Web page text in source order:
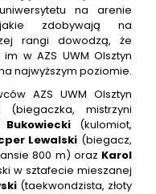
na arenie
jakie zdobywają na
rangi dowodzą, że
w AZS UWM Olsztyn
najwyższym poziomie.
AZS UWM Olsztyn
(biegaczka, mistrzyni
(kulomiot,
Lewalski (biegacz,
800 m) oraz Karol
w sztafecie mieszanej
(taekwondzista, złoty